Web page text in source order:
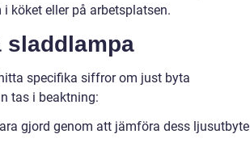
köket eller på arbetsplatsen.
sladdlampa
specifika siffror om just byta
tas i beaktning:
gjord genom att jämföra dess ljusutbyte